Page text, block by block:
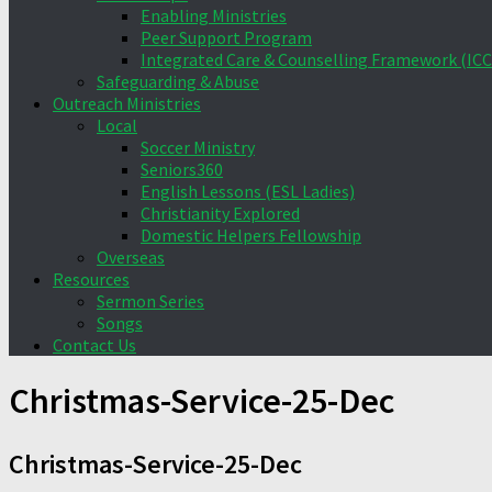
Enabling Ministries
Peer Support Program
Integrated Care & Counselling Framework
Safeguarding & Abuse
Outreach Ministries
Local
Soccer Ministry
Seniors360
English Lessons (ESL Ladies)
Christianity Explored
Domestic Helpers Fellowship
Overseas
Resources
Sermon Series
Songs
Contact Us
Christmas-Service-25-Dec
Christmas-Service-25-Dec